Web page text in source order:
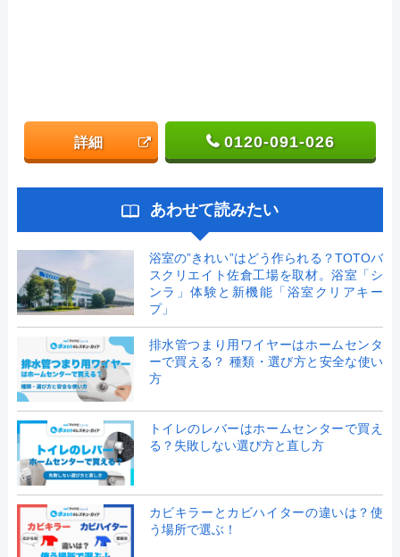
詳細 0120-091-026
あわせて読みたい
浴室の”きれい”はどう作られる？TOTOバ
スクリエイト佐倉工場を取材。浴室「シ
ンラ」体験と新機能「浴室クリアキー
プ」
排水管つまり用ワイヤーはホームセンタ
ーで買える？ 種類・選び方と安全な使い
方
トイレのレバーはホームセンターで買え
る？失敗しない選び方と直し方
カビキラーとカビハイターの違いは？使
う場所で選ぶ！